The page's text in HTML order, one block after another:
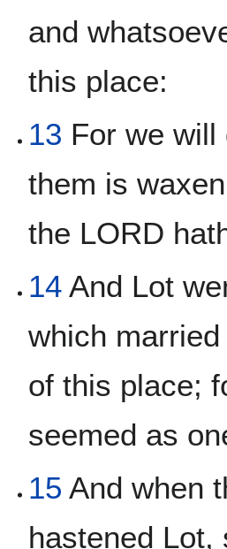
and
this place:
13 For we
them is
the LORD
14 And Lot
which
of this place;
seemed as
15 And when
hastened